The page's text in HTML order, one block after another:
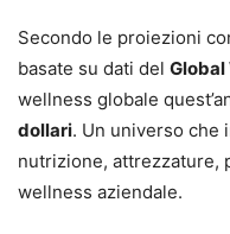
Secondo le proiezioni
basate su dati del
wellness globale
dollari. Un universo che
nutrizione, attrezzature,
wellness aziendale.